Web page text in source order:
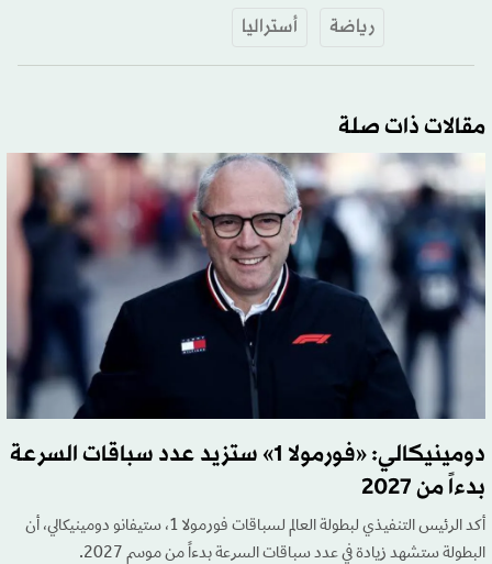
رياضة
أستراليا
مقالات ذات صلة
دومينيكالي: «فورمولا 1» ستزيد عدد سباقات السرعة
بدءاً من 2027
أكد الرئيس التنفيذي لبطولة العالم لسباقات فورمولا 1، ستيفانو دومينيكالي، أن
البطولة ستشهد زيادة في عدد سباقات السرعة بدءاً من موسم 2027.